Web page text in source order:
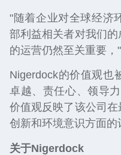
"随着企业对全球经济
部利益相关者对我们
的运营仍然至关重要，
Nigerdock的价值观也
卓越、责任心、领导
价值观反映了该公司在
创新和环境意识方面的
关于Nigerdock